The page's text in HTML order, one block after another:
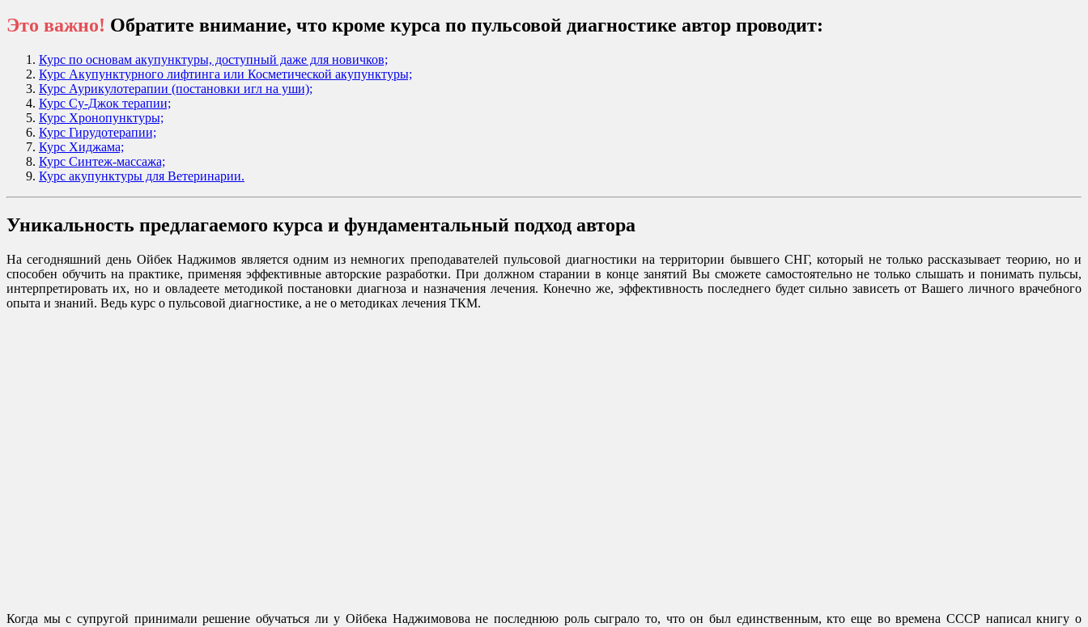
Это важно! Обратите внимание, что кроме курса по пульсовой диагностике автор проводит:
Курс по основам акупунктуры, доступный даже для новичков;
Курс Акупунктурного лифтинга или Косметической акупунктуры;
Курс Аурикулотерапии (постановки игл на уши);
Курс Су-Джок терапии;
Курс Хронопунктуры;
Курс Гирудотерапии;
Курс Хиджама;
Курс Синтеж-массажа;
Курс акупунктуры для Ветеринарии.
Уникальность предлагаемого курса и фундаментальный подход автора
На сегодняшний день Ойбек Наджимов является одним из немногих преподавателей пульсовой диагностики на территории бывшего СНГ, который не только рассказывает теорию, но и
способен обучить на практике, применяя эффективные авторские разработки. При должном старании в конце занятий Вы сможете самостоятельно не только слышать и понимать пульсы,
интерпретировать их, но и овладеете методикой постановки диагноза и назначения лечения. Конечно же, эффективность последнего будет сильно зависеть от Вашего личного врачебного
опыта и знаний. Ведь курс о пульсовой диагностике, а не о методиках лечения ТКМ.
Когда мы с супругой принимали решение обучаться ли у Ойбека Наджимовова не последнюю роль сыграло то, что он был единственным, кто еще во времена СССР написал книгу о